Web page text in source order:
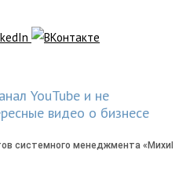
YouTube и не
видео о бизнесе